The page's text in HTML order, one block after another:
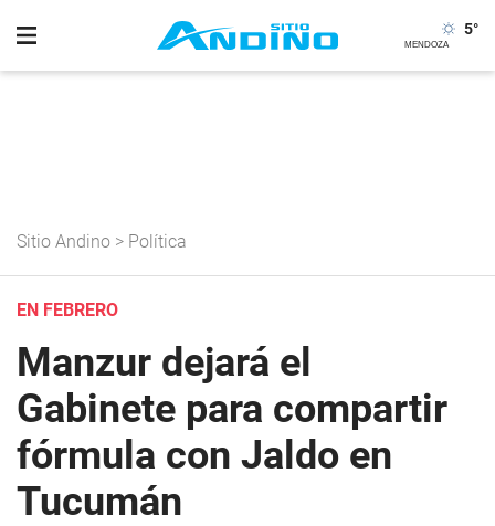
5°
Sitio Andino > Política
EN FEBRERO
Manzur dejará el
Gabinete para compartir
fórmula con Jaldo en
Tucumán